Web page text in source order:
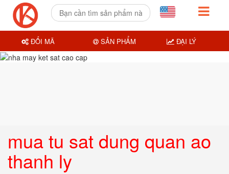
mua tu sat dung quan ao
thanh ly
ĐỔI MÃ SẢN PHẨM ĐẠI LÝ